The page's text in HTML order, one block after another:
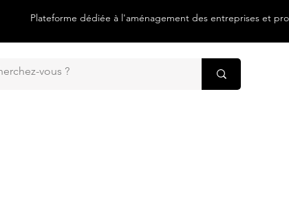
Plateforme dédiée à l'aménagement des entreprises et